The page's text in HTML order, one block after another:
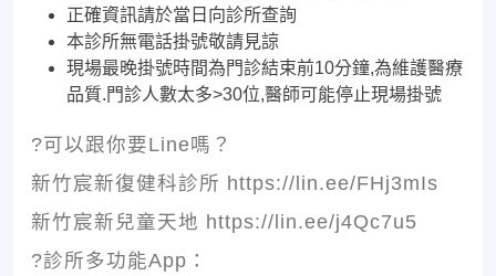
正確資訊請於當日向診所查詢
本診所無電話掛號敬請見諒
現場最晚掛號時間為門診結束前10分鐘,為維護醫療
品質.門診人數太多>30位,醫師可能停止現場掛號
?可以跟你要Line嗎？
新竹宸新復健科診所 https://lin.ee/FHj3mIs
新竹宸新兒童天地 https://lin.ee/j4Qc7u5
?診所多功能App：